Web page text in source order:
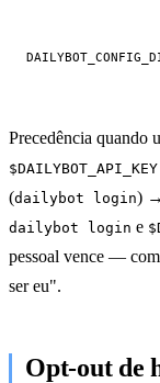
Precedência quando
$DAILYBOT_API_KEY
(dailybot login) →
dailybot login e
pessoal vence —
ser eu".
Opt-out de